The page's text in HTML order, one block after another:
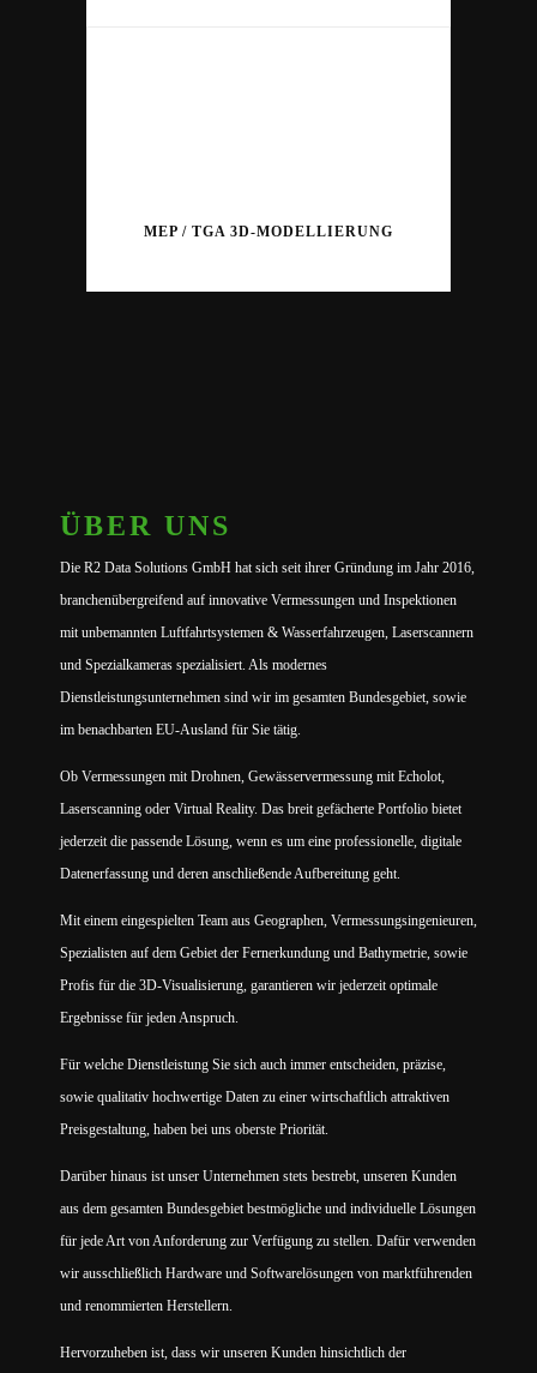
MEP / TGA 3D-MODELLIERUNG
ÜBER UNS
Die R2 Data Solutions GmbH hat sich seit ihrer Gründung im Jahr 2016,
branchenübergreifend auf innovative Vermessungen und Inspektionen
mit unbemannten Luftfahrtsystemen & Wasserfahrzeugen, Laserscannern
und Spezialkameras spezialisiert. Als modernes
Dienstleistungsunternehmen sind wir im gesamten Bundesgebiet, sowie
im benachbarten EU-Ausland für Sie tätig.
Ob Vermessungen mit Drohnen, Gewässervermessung mit Echolot,
Laserscanning oder Virtual Reality. Das breit gefächerte Portfolio bietet
jederzeit die passende Lösung, wenn es um eine professionelle, digitale
Datenerfassung und deren anschließende Aufbereitung geht.
Mit einem eingespielten Team aus Geographen, Vermessungsingenieuren,
Spezialisten auf dem Gebiet der Fernerkundung und Bathymetrie, sowie
Profis für die 3D-Visualisierung, garantieren wir jederzeit optimale
Ergebnisse für jeden Anspruch.
​​Für welche Dienstleistung Sie sich auch immer entscheiden, präzise,
sowie qualitativ hochwertige Daten zu einer wirtschaftlich attraktiven
Preisgestaltung, haben bei uns oberste Priorität. ​
Darüber hinaus ist unser Unternehmen stets bestrebt, unseren Kunden
aus dem gesamten Bundesgebiet bestmögliche und individuelle Lösungen
für jede Art von Anforderung zur Verfügung zu stellen. Dafür verwenden
wir ausschließlich Hardware und Softwarelösungen von marktführenden
und renommierten Herstellern.
Hervorzuheben ist, dass wir unseren Kunden hinsichtlich der